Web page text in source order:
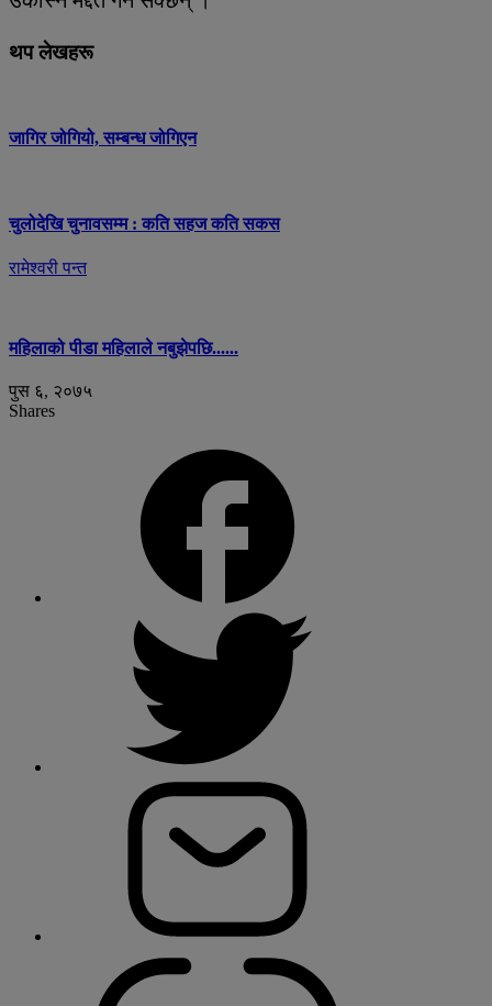
थप लेखहरू
जागिर जोगियो, सम्बन्ध जोगिएन
चुलोदेखि चुनावसम्म : कति सहज कति सकस
रामेश्वरी पन्त
महिलाको पीडा महिलाले नबुझेपछि......
पुस ६, २०७५
Shares